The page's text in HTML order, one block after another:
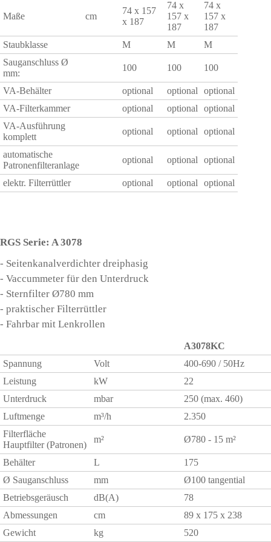
Maße cm
74 x 157
x 187
74 x
157 x
187
74 x
157 x
187
Staubklasse
M M
M
Sauganschluss Ø
mm:
100 100 100
VA-Behälter optional optional
optional
VA-Filterkammer
optional optional
optional
VA-Ausführung
komplett
optional optional optional
automatische
Patronenfilteranlage
optional optional optional
elektr. Filterrüttler optional optional optional
RGS Serie: A 3078
- Seitenkanalverdichter dreiphasig
- Vaccummeter für den Unterdruck
- Sternfilter Ø780 mm
- praktischer Filterrüttler
- Fahrbar mit Lenkrollen
A3078KC
Spannung
Volt
400-690 / 50Hz
Leistung
kW
22
Unterdruck
mbar
250 (max. 460)
Luftmenge
m³/h
2.350
Filterfläche
Hauptfilter (Patronen)
m² Ø780 - 15 m²
Behälter L
175
Ø Sauganschluss
mm
Ø100 tangential
Betriebsgeräusch
dB(A)
78
Abmessungen
cm
89 x 175 x 238
Gewicht
kg 520